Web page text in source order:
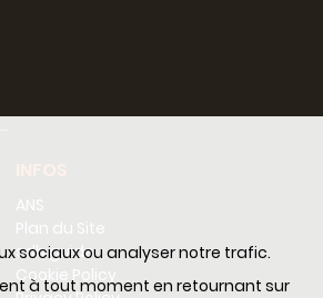
sociaux ou analyser notre trafic.
à tout moment en retournant sur
sdb guide
Cookie Policy